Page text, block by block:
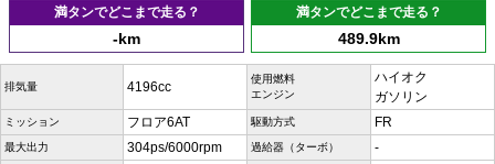
満タンでどこまで走る？
-km
満タンでどこまで走る？
489.9km
排気量 4196cc
使用燃料
エンジン
ハイオク
ガソリン
ミッション フロア6AT 駆動方式 FR
最大出力 304ps/6000rpm 過給器（ターボ） -